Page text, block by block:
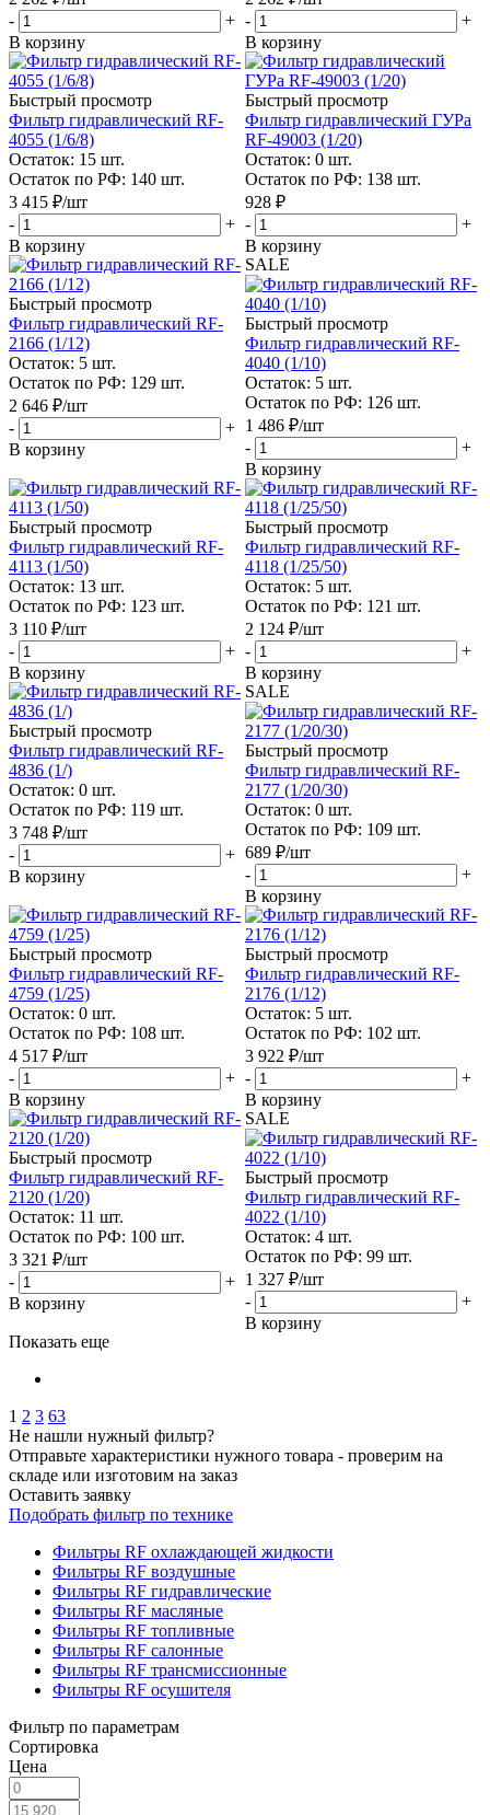
-
+
В корзину
-
+
В корзину
Быстрый просмотр
Фильтр гидравлический RF-
4055 (1/6/8)
Остаток: 15 шт.
Остаток по РФ: 140 шт.
3 415 ₽/шт
-
+
В корзину
Быстрый просмотр
Фильтр гидравлический ГУРа
RF-49003 (1/20)
Остаток: 0 шт.
Остаток по РФ: 138 шт.
928 ₽
-
+
В корзину
Быстрый просмотр
Фильтр гидравлический RF-
2166 (1/12)
Остаток: 5 шт.
Остаток по РФ: 129 шт.
2 646 ₽/шт
-
+
В корзину
SALE
Быстрый просмотр
Фильтр гидравлический RF-
4040 (1/10)
Остаток: 5 шт.
Остаток по РФ: 126 шт.
1 486 ₽/шт
-
+
В корзину
Быстрый просмотр
Фильтр гидравлический RF-
4113 (1/50)
Остаток: 13 шт.
Остаток по РФ: 123 шт.
3 110 ₽/шт
-
+
В корзину
Быстрый просмотр
Фильтр гидравлический RF-
4118 (1/25/50)
Остаток: 5 шт.
Остаток по РФ: 121 шт.
2 124 ₽/шт
-
+
В корзину
Быстрый просмотр
Фильтр гидравлический RF-
4836 (1/)
Остаток: 0 шт.
Остаток по РФ: 119 шт.
3 748 ₽/шт
-
+
В корзину
SALE
Быстрый просмотр
Фильтр гидравлический RF-
2177 (1/20/30)
Остаток: 0 шт.
Остаток по РФ: 109 шт.
689 ₽/шт
-
+
В корзину
Быстрый просмотр
Фильтр гидравлический RF-
4759 (1/25)
Остаток: 0 шт.
Остаток по РФ: 108 шт.
4 517 ₽/шт
-
+
В корзину
Быстрый просмотр
Фильтр гидравлический RF-
2176 (1/12)
Остаток: 5 шт.
Остаток по РФ: 102 шт.
3 922 ₽/шт
-
+
В корзину
Быстрый просмотр
Фильтр гидравлический RF-
2120 (1/20)
Остаток: 11 шт.
Остаток по РФ: 100 шт.
3 321 ₽/шт
-
+
В корзину
SALE
Быстрый просмотр
Фильтр гидравлический RF-
4022 (1/10)
Остаток: 4 шт.
Остаток по РФ: 99 шт.
1 327 ₽/шт
-
+
В корзину
Показать еще
1 2 3 63
Не нашли нужный фильтр?
Отправьте характеристики нужного товара - проверим на
складе или изготовим на заказ
Оставить заявку
Подобрать фильтр по технике
Фильтры RF охлаждающей жидкости
Фильтры RF воздушные
Фильтры RF гидравлические
Фильтры RF масляные
Фильтры RF топливные
Фильтры RF салонные
Фильтры RF трансмиссионные
Фильтры RF осушителя
Фильтр по параметрам
Сортировка
Цена